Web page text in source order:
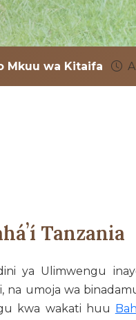
Mkuu wa Kitaifa
Tanzania
ya Ulimwengu
na umoja wa
kwa wakati huu